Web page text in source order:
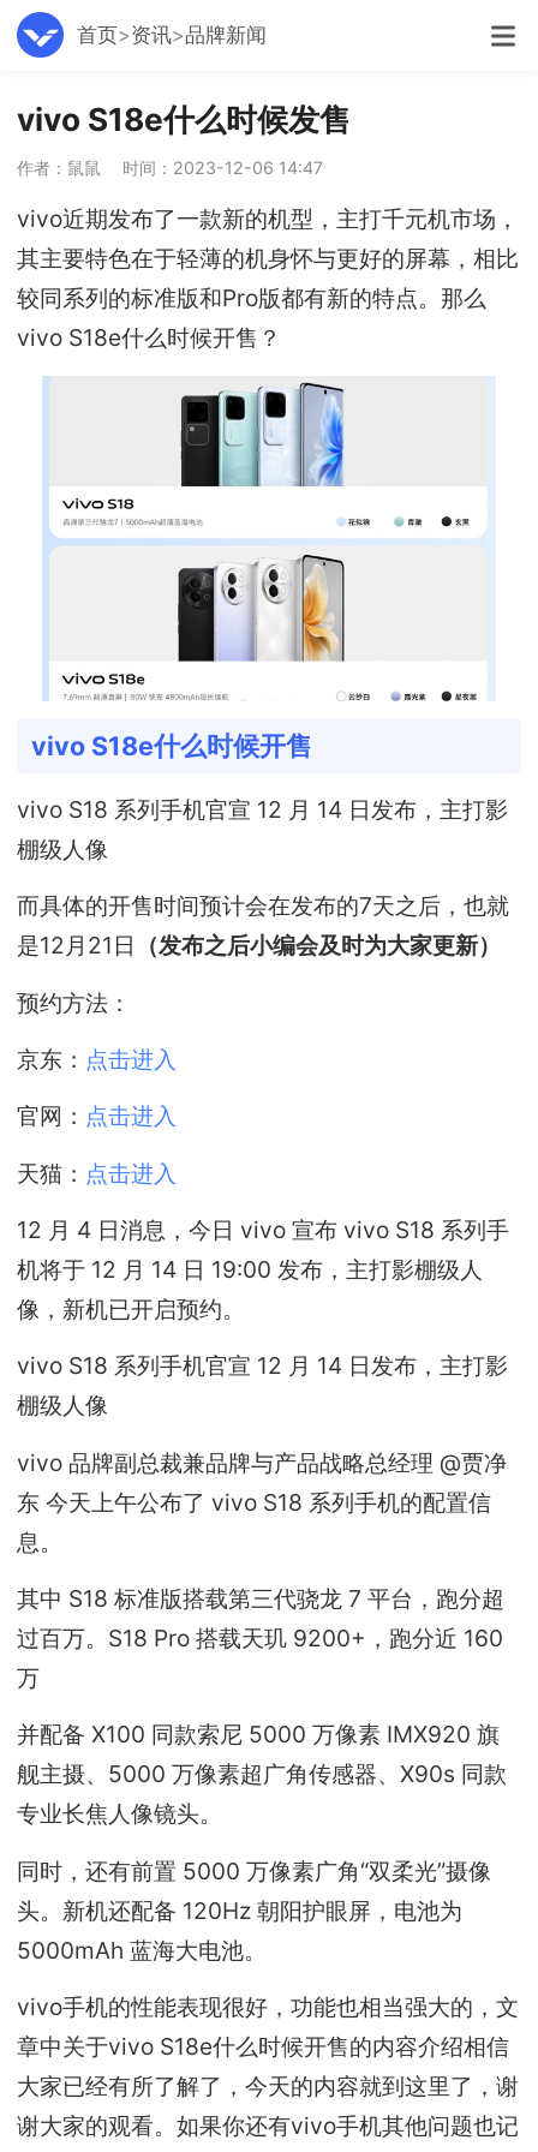
首页 资讯 品牌新闻
vivo S18e什么时候发售
作者：鼠鼠 时间：2023-12-06 14:47
vivo近期发布了一款新的机型，主打千元机市场，
其主要特色在于轻薄的机身怀与更好的屏幕，相比
较同系列的标准版和Pro版都有新的特点。那么
vivo S18e什么时候开售？
vivo S18e什么时候开售
vivo S18 系列手机官宣 12 月 14 日发布，主打影
棚级人像
而具体的开售时间预计会在发布的7天之后，也就
是12月21日
（发布之后小编会及时为大家更新）
预约方法：
京东： 点击进入
官网： 点击进入
天猫： 点击进入
12 月 4 日消息，今日 vivo 宣布 vivo S18 系列手
机将于 12 月 14 日 19:00 发布，主打影棚级人
像，新机已开启预约。
vivo S18 系列手机官宣 12 月 14 日发布，主打影
棚级人像
vivo 品牌副总裁兼品牌与产品战略总经理 @贾净
东 今天上午公布了 vivo S18 系列手机的配置信
息。
其中 S18 标准版搭载第三代骁龙 7 平台，跑分超
过百万。S18 Pro 搭载天玑 9200+，跑分近 160
万
并配备 X100 同款索尼 5000 万像素 IMX920 旗
舰主摄、5000 万像素超广角传感器、X90s 同款
专业长焦人像镜头。
同时，还有前置 5000 万像素广角“双柔光”摄像
头。新机还配备 120Hz 朝阳护眼屏，电池为
5000mAh 蓝海大电池。
vivo手机的性能表现很好，功能也相当强大的，文
章中关于vivo S18e什么时候开售的内容介绍相信
大家已经有所了解了，今天的内容就到这里了，谢
谢大家的观看。如果你还有vivo手机其他问题也记